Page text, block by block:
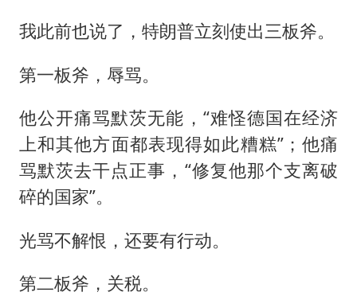
我此前也说了，特朗普立刻使出三板斧。
第一板斧，辱骂。
他公开痛骂默茨无能，“难怪德国在经济
上和其他方面都表现得如此糟糕”；他痛
骂默茨去干点正事，“修复他那个支离破
碎的国家”。
光骂不解恨，还要有行动。
第二板斧，关税。